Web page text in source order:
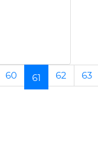
60 61(current)
62 63